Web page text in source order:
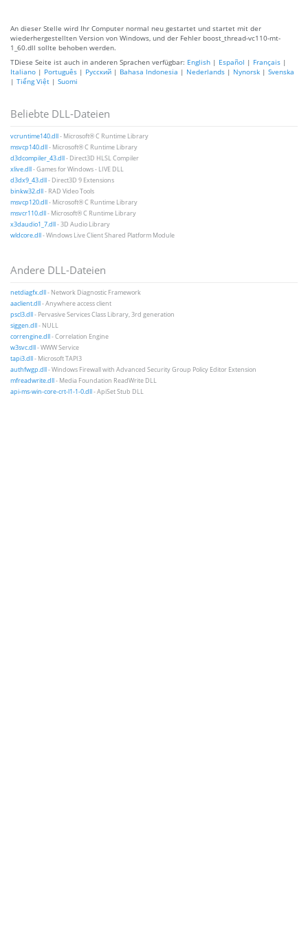
An dieser Stelle wird Ihr Computer normal neu gestartet und startet mit der
wiederhergestellten Version von Windows, und der Fehler boost_thread-vc110-mt-
1_60.dll sollte behoben werden.
TDiese Seite ist auch in anderen Sprachen verfügbar: English | Español | Français |
Italiano | Português | Русский | Bahasa Indonesia | Nederlands | Nynorsk | Svenska
| Tiếng Việt | Suomi
Beliebte DLL-Dateien
vcruntime140.dll- Microsoft® C Runtime Library
msvcp140.dll- Microsoft® C Runtime Library
d3dcompiler_43.dll- Direct3D HLSL Compiler
xlive.dll- Games for Windows - LIVE DLL
d3dx9_43.dll- Direct3D 9 Extensions
binkw32.dll- RAD Video Tools
msvcp120.dll- Microsoft® C Runtime Library
msvcr110.dll- Microsoft® C Runtime Library
x3daudio1_7.dll- 3D Audio Library
wldcore.dll- Windows Live Client Shared Platform Module
Andere DLL-Dateien
netdiagfx.dll- Network Diagnostic Framework
aaclient.dll- Anywhere access client
pscl3.dll- Pervasive Services Class Library, 3rd generation
siggen.dll- NULL
correngine.dll- Correlation Engine
w3svc.dll- WWW Service
tapi3.dll- Microsoft TAPI3
authfwgp.dll- Windows Firewall with Advanced Security Group Policy Editor Extension
mfreadwrite.dll- Media Foundation ReadWrite DLL
api-ms-win-core-crt-l1-1-0.dll- ApiSet Stub DLL